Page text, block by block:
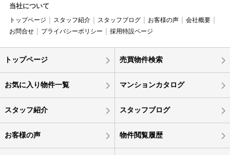
当社について
トップページ スタッフ紹介 スタッフブログ お客様の声
会社概要
お問合せ
プライバシーポリシー 採用特設ページ
トップページ 売買物件検索
お気に入り物件一覧 マンションカタログ
スタッフ紹介 スタッフブログ
お客様の声 物件閲覧履歴